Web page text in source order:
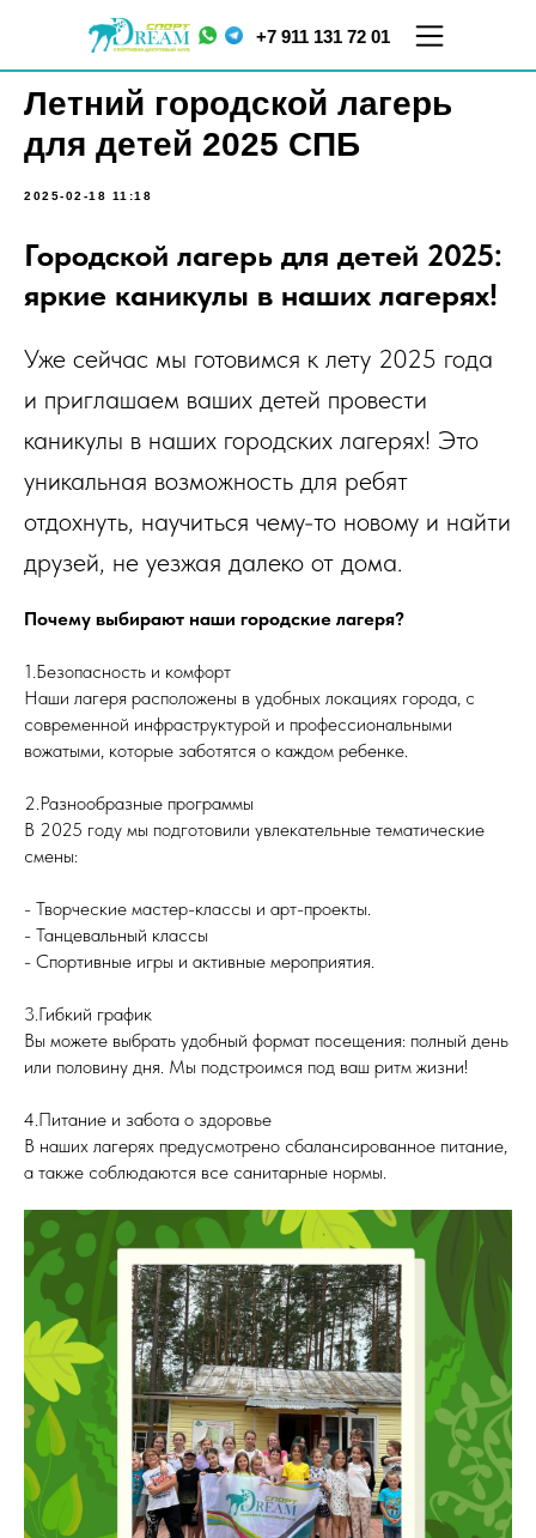
д.16, корп.2
+7 911 131 72 01
Летний городской лагерь
для детей 2025 СПБ
2025-02-18 11:18
Городской лагерь для детей 2025:
яркие каникулы в наших лагерях!
Уже сейчас мы готовимся к лету 2025 года
и приглашаем ваших детей провести
каникулы в наших городских лагерях! Это
уникальная возможность для ребят
отдохнуть, научиться чему-то новому и найти
друзей, не уезжая далеко от дома.
Почему выбирают наши городские лагеря?
1.Безопасность и комфорт
Наши лагеря расположены в удобных локациях города, с
современной инфраструктурой и профессиональными
вожатыми, которые заботятся о каждом ребенке.
2.Разнообразные программы
В 2025 году мы подготовили увлекательные тематические
смены:
- Творческие мастер-классы и арт-проекты.
- Танцевальный классы
- Спортивные игры и активные мероприятия.
3.Гибкий график
Вы можете выбрать удобный формат посещения: полный день
или половину дня. Мы подстроимся под ваш ритм жизни!
4.Питание и забота о здоровье
В наших лагерях предусмотрено сбалансированное питание,
а также соблюдаются все санитарные нормы.